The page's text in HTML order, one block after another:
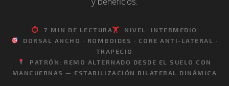
⏱ 7 MIN DE LECTURA🏋️
NIVEL: INTERMEDIO
DORSAL ANCHO · ROMBOIDES · CORE ANTI-LATERAL ·
TRAPECIO
PATRÓN: REMO ALTERNADO DESDE EL SUELO CON
MANCUERNAS — ESTABILIZACIÓN BILATERAL DINÁMICA